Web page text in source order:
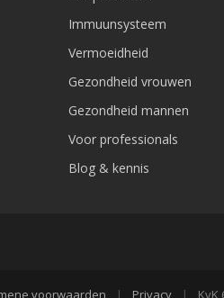
Immuunsysteem
Vermoeidheid
Gezondheid vrouwen
Gezondheid mannen
Voor professionals
Blog & kennis
voorwaarden | Privacy | KvK